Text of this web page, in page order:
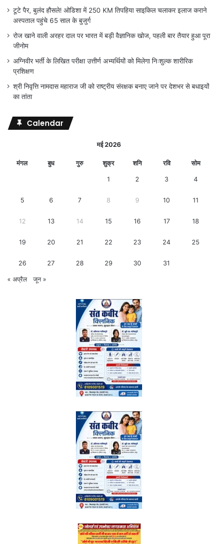
टूटे पैर, बुलंद हौसले! ओडिशा में 250 KM तिपहिया साइकिल चलाकर इलाज कराने
अस्पताल पहुंचे 65 साल के बुजुर्ग
रोज खाने वाली अरहर दाल पर भारत में बड़ी वैज्ञानिक खोज, पहली बार तैयार हुआ पूरा
जीनोम
अग्निवीर भर्ती के लिखित परीक्षा उत्तीर्ण अभ्यर्थियों को मिलेगा निःशुल्क शारीरिक
प्रशिक्षण
श्री निवृत्ति नामदास महाराज जी को राष्ट्रीय संरक्षक बनाए जाने पर देशभर से बधाइयों
का तांता
Calendar
मई 2026
मंगल बुध गुरु शुक्र शनि रवि सोम
1 2 3 4
5 6 7 8 9 10 11
12 13 14 15 16 17 18
19 20 21 22 23 24 25
26 27 28 29 30 31
« अप्रैल जून »